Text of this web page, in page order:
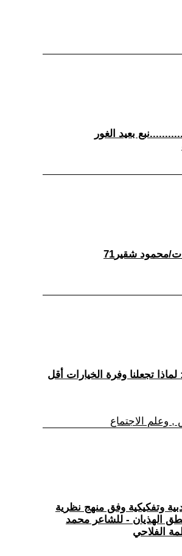
لماذا تجعلنا وفرة الخيارات أقل
, وعلم الاجتماع
أدبية وتفكيكية وفق منهج نظرية
الهذيان - للشاعر محمد
الفلاحي